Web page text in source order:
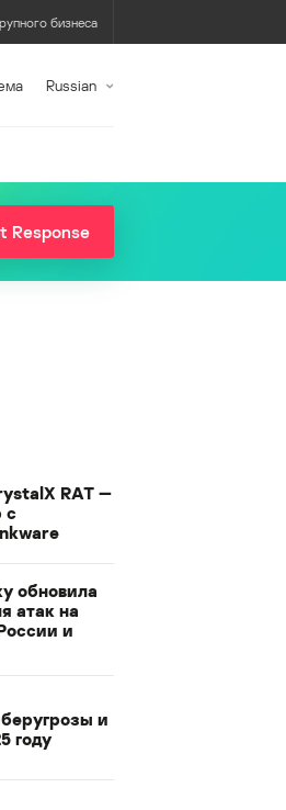
бизнеса
Russian
Response
RAT —
с
обновила
атак на
и
и
году